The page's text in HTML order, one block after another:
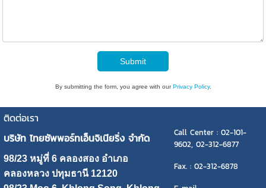
Submit
By submitting the form, you agree with ourPrivacy Policy.
ติดต่อเรา
บริษัท ไทยซัพพอร์ทเอ็นจิเนียริ่ง จำกัด
Call Center : 02-101-
9602, 02-312-6877
98/23 หมู่ที่ 6 คลองสอง อำเภอ
คลองหลวง ปทุมธานี 12120
Fax. : 02-312-6878